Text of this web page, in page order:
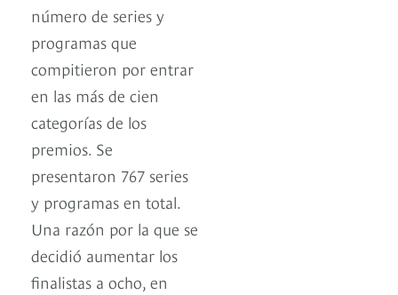
número de series y
programas que
compitieron por entrar
en las más de cien
categorías de los
premios. Se
presentaron 767 series
y programas en total.
Una razón por la que se
decidió aumentar los
finalistas a ocho, en